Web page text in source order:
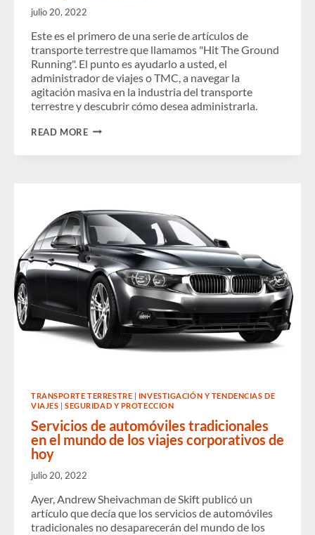
julio 20, 2022
Este es el primero de una serie de artículos de
transporte terrestre que llamamos "Hit The Ground
Running". El punto es ayudarlo a usted, el
administrador de viajes o TMC, a navegar la
agitación masiva en la industria del transporte
terrestre y descubrir cómo desea administrarla.
READ MOREPÓNGASE
Y
AGITACIÓN
EN
EL
TRANSPORTE
TERRESTRE
TRANSPORTE TERRESTRE | INVESTIGACIÓN Y TENDENCIAS DE
VIAJES |SEGURIDAD Y PROTECCION
Servicios de automóviles tradicionales
en el mundo de los viajes corporativos de
hoy
julio 20, 2022
Ayer, Andrew Sheivachman de Skift publicó un
artículo que decía que los servicios de automóviles
tradicionales no desaparecerán del mundo de los